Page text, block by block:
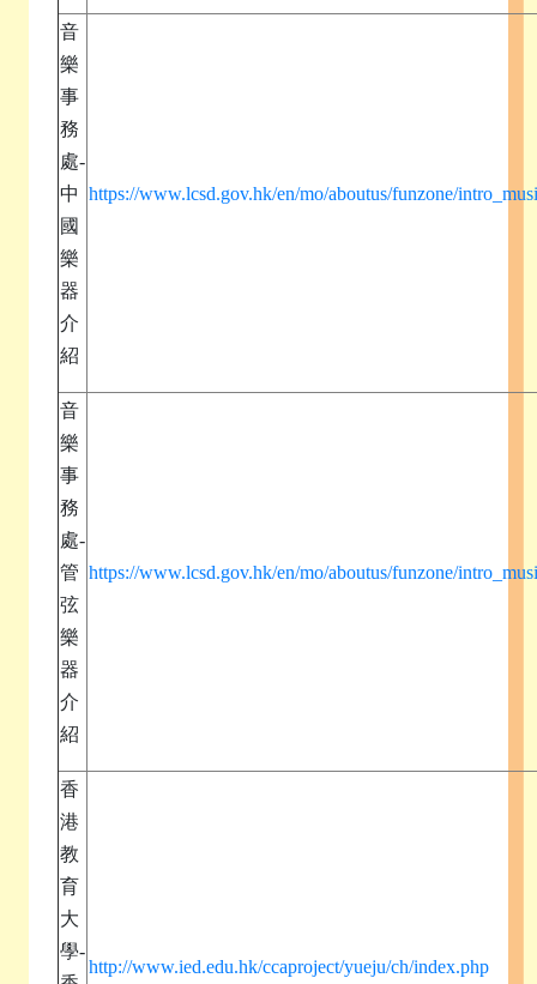
音
樂
事
務
處-
中
國
樂
器
介
紹
https://www.lcsd.gov.hk/en/mo/aboutus/funzone/
音
樂
事
務
處-
管
弦
樂
器
介
紹
https://www.lcsd.gov.hk/en/mo/aboutus/funzone/
香
港
教
育
大
學-
http://www.ied.edu.hk/ccaproject/yueju/ch/index.php